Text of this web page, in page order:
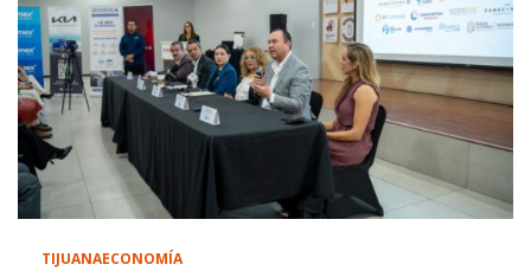
TIJUANAECONOMÍA